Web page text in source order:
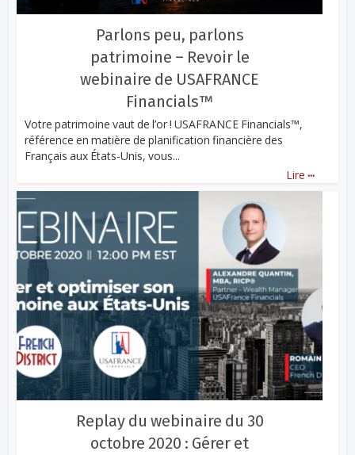
Parlons peu, parlons
patrimoine – Revoir le
webinaire de USAFRANCE
Financials™
Votre patrimoine vaut de l’or ! USAFRANCE Financials™,
référence en matière de planification financière des
Français aux États-Unis, vous...
Lire ...
Replay du webinaire du 30
octobre 2020 : Gérer et